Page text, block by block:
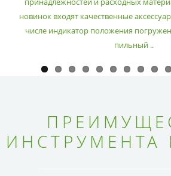
новинок входят качественные
числе индикатор положения
пильный ..
ИНСТРУМЕНТА